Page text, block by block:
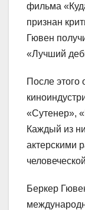
фильма
признан
Гювен
«Лучший
После этого
«Сутенер»,
Каждый из
актерскими
Беркер